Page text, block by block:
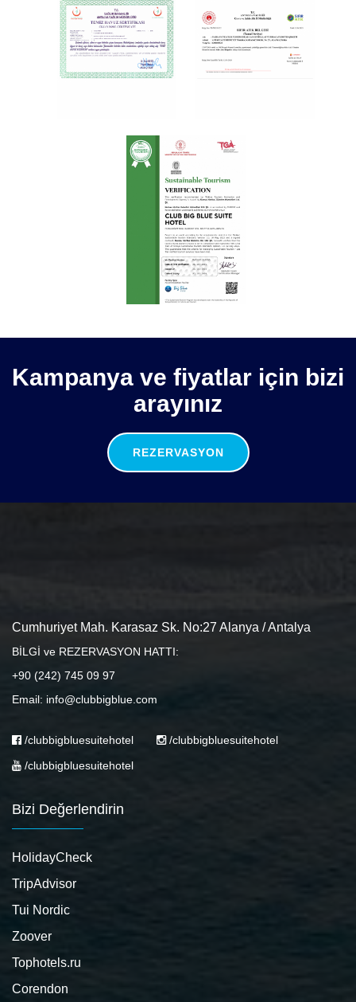
Kampanya ve fiyatlar için bizi
arayınız
REZERVASYON
Cumhuriyet Mah. Karasaz Sk. No:27 Alanya / Antalya
BİLGİ ve REZERVASYON HATTI:
+90 (242) 745 09 97
Email: info@clubbigblue.com
/clubbigbluesuitehotel
/clubbigbluesuitehotel
/clubbigbluesuitehotel
Bizi Değerlendirin
HolidayCheck
TripAdvisor
Tui Nordic
Zoover
Tophotels.ru
Corendon